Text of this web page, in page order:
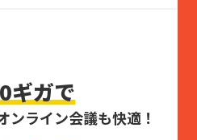
ギガで
ンライン会議も快適！